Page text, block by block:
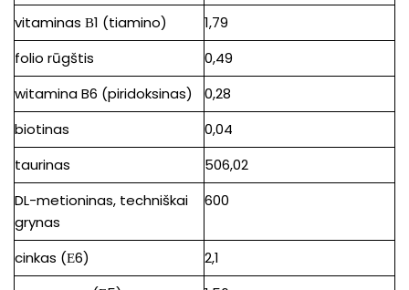
vitaminas В1 (tiamino)
1,79
folio rūgštis
0,49
witamina B6 (piridoksinas)
0,28
biotinas
0,04
taurinas
506,02
DL-metioninas, techniškai
grynas
600
cinkas (Е6)
2,1